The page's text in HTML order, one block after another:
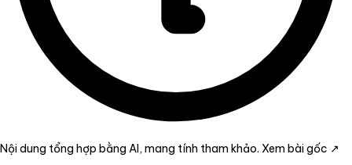
Nội dung tổng hợp bằng AI, mang tính tham khảo. Xem bài gốc ↗